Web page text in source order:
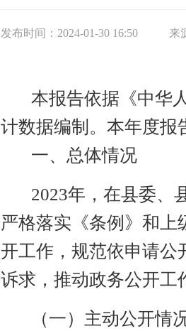
发布时间： 2024-01-30 16:50 来
本报告依据《中华
计数据编制。本年度报
一、总体情况
2023年，在县委、
严格落实《条例》和
开工作，规范依申请公
诉求，推动政务公开工
（一）主动公开情